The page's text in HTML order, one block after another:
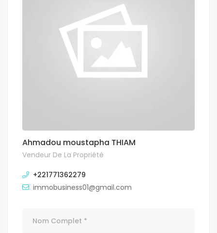
Ahmadou moustapha THIAM
Vendeur De La Propriété
+221771362279
immobusiness01@gmail.com